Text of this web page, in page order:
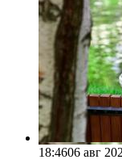
18:4606 авг